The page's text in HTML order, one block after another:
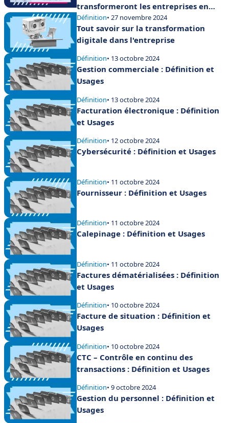
transformeront les entreprises en
2025
Définition• 27 novembre 2024
Tout savoir sur la transformation
digitale dans l'entreprise
Définition• 13 octobre 2024
Gestion commerciale : Définition et
Usages
Définition• 13 octobre 2024
Facturation électronique : Définition
et Usages
Définition• 12 octobre 2024
Cybersécurité : Définition et Usages
Définition• 11 octobre 2024
Fournisseur : Définition et Usages
Définition• 11 octobre 2024
Calepinage : Définition et Usages
Définition• 11 octobre 2024
Factures dématérialisées : Définition
et Usages
Définition• 10 octobre 2024
Facture de situation : Définition et
Usages
Définition• 10 octobre 2024
CTC – Contrôle en continu des
transactions : Définition et Usages
Définition• 9 octobre 2024
Gestion du personnel : Définition et
Usages